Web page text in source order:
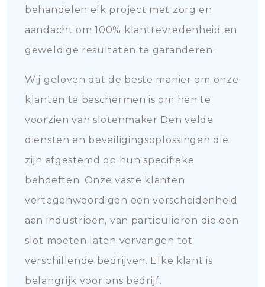
behandelen elk project met zorg en
aandacht om 100% klanttevredenheid en
geweldige resultaten te garanderen.
Wij geloven dat de beste manier om onze
klanten te beschermen is om hen te
voorzien van slotenmaker Den velde
diensten en beveiligingsoplossingen die
zijn afgestemd op hun specifieke
behoeften. Onze vaste klanten
vertegenwoordigen een verscheidenheid
aan industrieën, van particulieren die een
slot moeten laten vervangen tot
verschillende bedrijven. Elke klant is
belangrijk voor ons bedrijf.